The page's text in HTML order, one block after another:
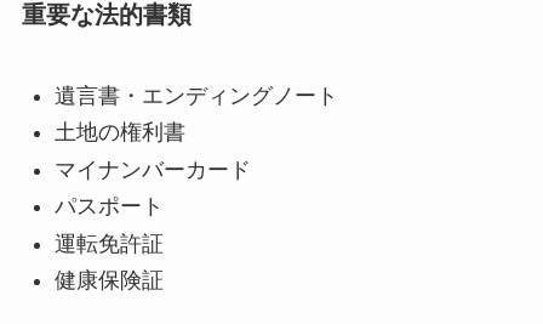
重要な法的書類
遺言書・エンディングノート
土地の権利書
マイナンバーカード
パスポート
運転免許証
健康保険証